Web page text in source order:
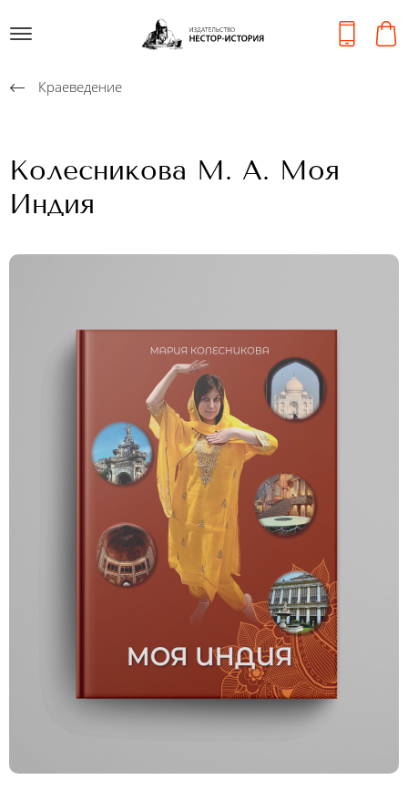
Краеведение
Колесникова М. А. Моя
Индия